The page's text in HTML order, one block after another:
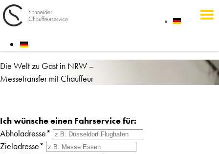
Die Welt zu Gast in NRW –
Messetransfer mit Chauffeur
Ich wünsche einen Fahrservice für:
Abholadresse*
Zieladresse*